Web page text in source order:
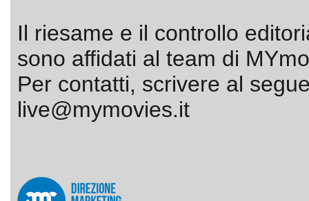
Il riesame e il controllo
sono affidati al team di
Per contatti, scrivere al
live@mymovies.it